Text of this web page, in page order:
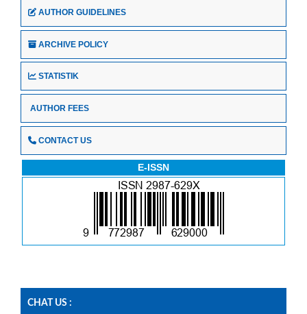
AUTHOR GUIDELINES
ARCHIVE POLICY
STATISTIK
AUTHOR FEES
CONTACT US
E-ISSN
CHAT US :